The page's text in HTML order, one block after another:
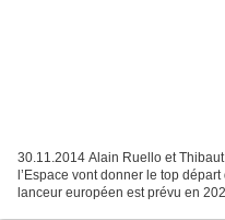
30.11.2014 Alain Ruello et
l’Espace vont donner le top
lanceur européen est prévu en